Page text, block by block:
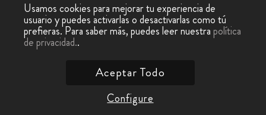
Usamos cookies para mejorar tu experiencia de
usuario y puedes activarlas o desactivarlas como tú
prefieras. Para saber más, puedes leer nuestrapolítica
de privacidad..
Configure
Aceptar Todo